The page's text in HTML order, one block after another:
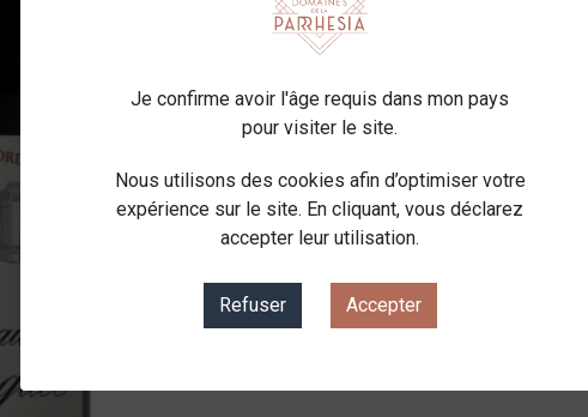
Je confirme avoir l'âge requis dans mon pays
pour visiter le site.
Nous utilisons des cookies afin d’optimiser votre
expérience sur le site. En cliquant, vous déclarez
accepter leur utilisation.
Refuser Accepter
Quantité
-
Partager